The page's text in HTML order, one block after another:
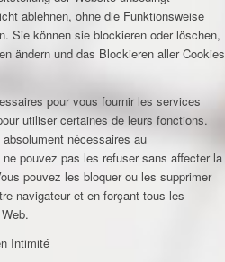
ablehnen, ohne die Funktionsweise
Sie können sie blockieren oder löschen,
ändern und das Blockieren aller Cookies
pour vous fournir les services
utiliser certaines de leurs fonctions.
nécessaires au
pouvez pas les refuser sans affecter la
pouvez les bloquer ou les supprimer
navigateur et en forçant tous les
Intimité